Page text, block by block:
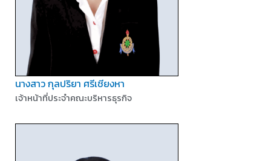
นางสาว กุลปริยา ศรีเชียงหา
เจ้าหน้าที่ประจำคณะบริหารธุรกิจ